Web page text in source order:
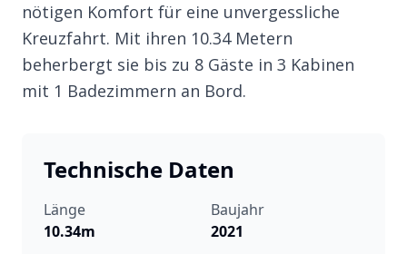
nötigen Komfort für eine unvergessliche
Kreuzfahrt. Mit ihren 10.34 Metern
beherbergt sie bis zu 8 Gäste in 3 Kabinen
mit 1 Badezimmern an Bord.
Technische Daten
Länge
10.34m
Baujahr
2021